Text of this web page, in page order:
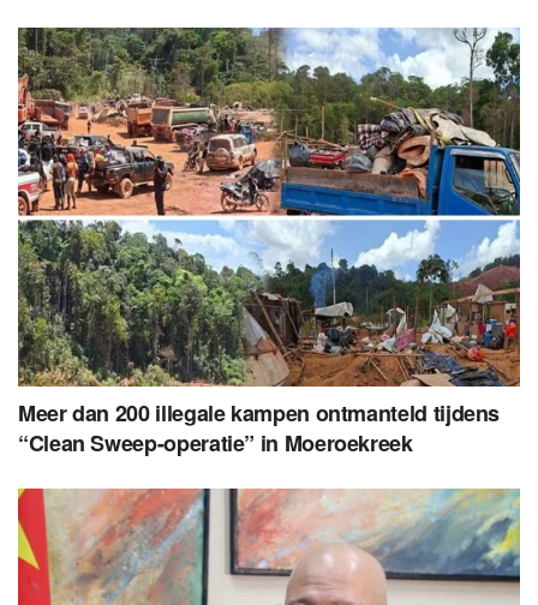
Meer dan 200 illegale kampen ontmanteld tijdens
“Clean Sweep-operatie” in Moeroekreek